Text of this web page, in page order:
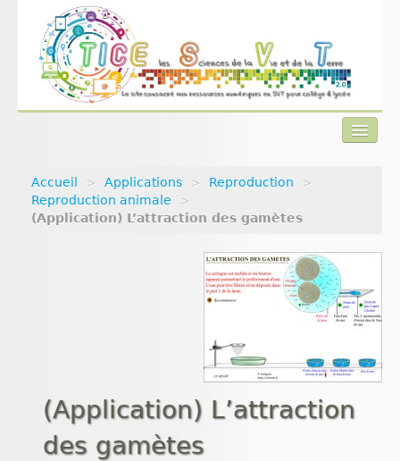
Actualités
Accueil > Applications > Reproduction
>
Reproduction animale
>
(Application) L’attraction des gamètes
(Application) L’attraction
des gamètes